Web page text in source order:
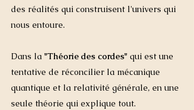
des réalités qui construisent l'univers qui
nous entoure.
Dans la "Théorie des cordes" qui est une
tentative de réconcilier la mécanique
quantique et la relativité générale, en une
seule théorie qui explique tout.